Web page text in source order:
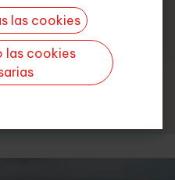
las cookies
las cookies